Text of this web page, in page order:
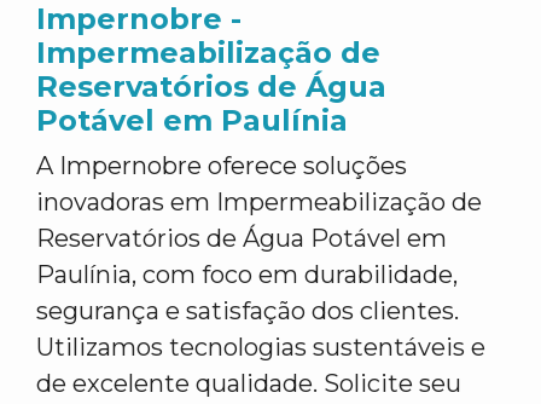
Impernobre -
Impermeabilização de
Reservatórios de Água
Potável em Paulínia
A Impernobre oferece soluções
inovadoras em Impermeabilização de
Reservatórios de Água Potável em
Paulínia, com foco em durabilidade,
segurança e satisfação dos clientes.
Utilizamos tecnologias sustentáveis e
de excelente qualidade. Solicite seu